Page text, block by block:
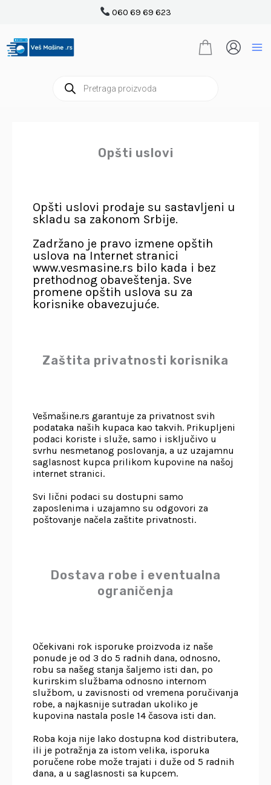
sadržaj
060 69 69 623
search
Opšti uslovi
Opšti uslovi prodaje su sastavljeni u
skladu sa zakonom Srbije.
Zadržano je pravo izmene opštih
uslova na Internet stranici
www.vesmasine.rs bilo kada i bez
prethodnog obaveštenja. Sve
promene opštih uslova su za
korisnike obavezujuće.
Zaštita privatnosti korisnika
Vešmašine.rs garantuje za privatnost svih
podataka naših kupaca kao takvih. Prikupljeni
podaci koriste i služe, samo i isključivo u
svrhu nesmetanog poslovanja, a uz uzajamnu
saglasnost kupca prilikom kupovine na našoj
internet stranici.
Svi lični podaci su dostupni samo
zaposlenima i uzajamno su odgovori za
poštovanje načela zaštite privatnosti.
Dostava robe i eventualna
ograničenja
Očekivani rok isporuke proizvoda iz naše
ponude je od 3 do 5 radnih dana, odnosno,
robu sa našeg stanja šaljemo isti dan, po
kurirskim službama odnosno internom
službom, u zavisnosti od vremena poručivanja
robe, a najkasnije sutradan ukoliko je
kupovina nastala posle 14 časova isti dan.
Roba koja nije lako dostupna kod distributera,
ili je potražnja za istom velika, isporuka
poručene robe može trajati i duže od 5 radnih
dana, a u saglasnosti sa kupcem.